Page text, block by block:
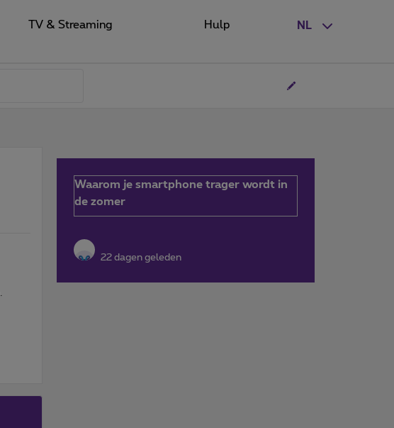
NL
TV & Streaming Hulp
Waarom je smartphone trager wordt in
de zomer
22 dagen geleden